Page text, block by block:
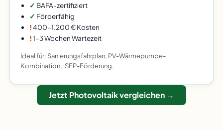
✓ BAFA-zertifiziert
✓ Förderfähig
!400–1.200 € Kosten
!1–3 Wochen Wartezeit
Ideal für: Sanierungsfahrplan, PV-Wärmepumpe-
Kombination, iSFP-Förderung.
Jetzt Photovoltaik vergleichen →